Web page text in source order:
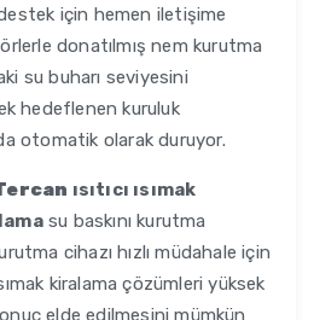
için hemen iletişime
donatılmış nem kurutma
su buharı seviyesini
hedeflenen kuruluk
otomatik olarak duruyor.
ısıtıcı ısımak
su baskını kurutma
cihazı hızlı müdahale için
kiralama çözümleri yüksek
elde edilmesini mümkün